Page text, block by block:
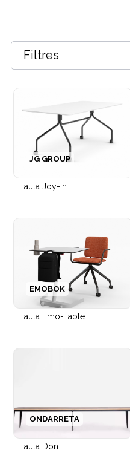
Filtres
Taula Joy-in
JG GROUP
Taula Emo-Table
EMOBOK
Taula Don
ONDARRETA